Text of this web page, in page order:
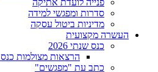
פנייה לועדת אתיקה
סדרות ומפגשי למידה
מדיניות ביטול עסקה
העשרה מקצועית
כנס שנתי 2026
הרצאות מצולמות כנס 2026
כתב עת "מפגשים"